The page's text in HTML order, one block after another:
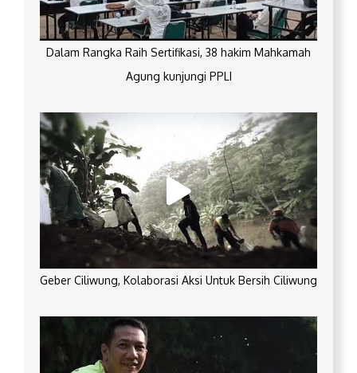
Dalam Rangka Raih Sertifikasi, 38 hakim Mahkamah
Agung kunjungi PPLI
Geber Ciliwung, Kolaborasi Aksi Untuk Bersih Ciliwung